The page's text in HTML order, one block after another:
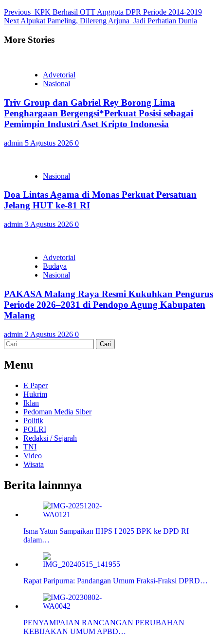
Continue
Reading
Previous KPK Berhasil OTT Anggota DPR Periode 2014-2019
Next Alpukat Pameling, Dilereng Arjuna Jadi Perhatian Dunia
More Stories
Advetorial
Nasional
Triv Group dan Gabriel Rey Borong Lima
Penghargaan Bergengsi*Perkuat Posisi sebagai
Pemimpin Industri Aset Kripto Indonesia
admin 5 Agustus 2026 0
Nasional
Doa Lintas Agama di Monas Perkuat Persatuan
Jelang HUT ke-81 RI
admin 3 Agustus 2026 0
Advetorial
Budaya
Nasional
PAKASA Malang Raya Resmi Kukuhkan Pengurus
Periode 2026–2031 di Pendopo Agung Kabupaten
Malang
admin 2 Agustus 2026 0
Cari
untuk:
Menu
E Paper
Hukrim
Iklan
Pedoman Media Siber
Politik
POLRI
Redaksi / Sejarah
TNI
Video
Wisata
Berita lainnnya
Isma Yatun Sampaikan IHPS I 2025 BPK ke DPD RI
dalam…
Rapat Paripurna: Pandangan Umum Fraksi-Fraksi DPRD…
PENYAMPAIAN RANCANGAN PERUBAHAN
KEBIJAKAN UMUM APBD…